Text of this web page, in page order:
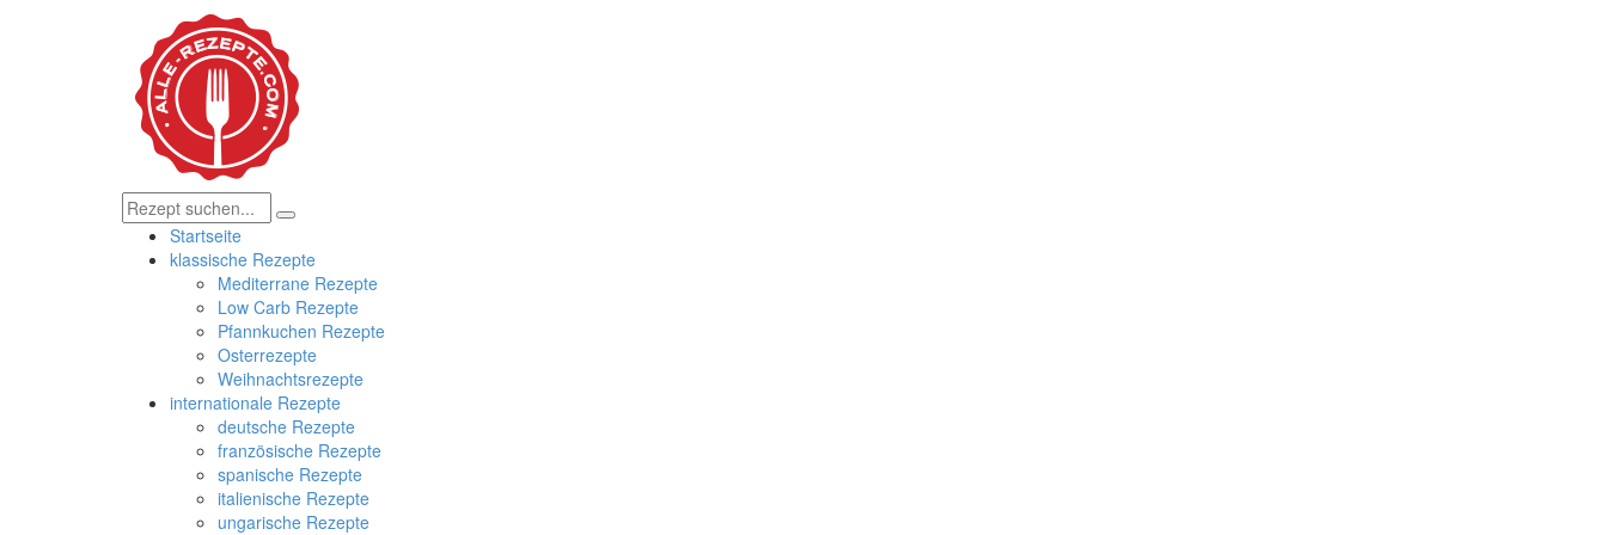
Startseite
klassische Rezepte
Mediterrane Rezepte
Low Carb Rezepte
Pfannkuchen Rezepte
Osterrezepte
Weihnachtsrezepte
internationale Rezepte
deutsche Rezepte
französische Rezepte
spanische Rezepte
italienische Rezepte
ungarische Rezepte